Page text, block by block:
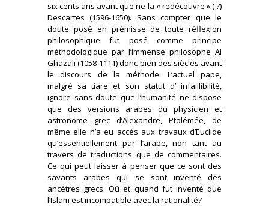
six cents ans avant que ne la « redécouvre » ( ?)
Descartes (1596-1650). Sans compter que le
doute posé en prémisse de toute réflexion
philosophique fut posé comme principe
méthodologique par l’immense philosophe Al
Ghazali (1058-1111) donc bien des siècles avant
le discours de la méthode. L’actuel pape,
malgré sa tiare et son statut d’ infaillibilité,
ignore sans doute que l’humanité ne dispose
que des versions arabes du physicien et
astronome grec d’Alexandre, Ptolémée, de
même elle n’a eu accès aux travaux d’Euclide
qu‘essentiellement par l’arabe, non tant au
travers de traductions que de commentaires.
Ce qui peut laisser à penser que ce sont des
savants arabes qui se sont inventé des
ancêtres grecs. Où et quand fut inventé que
l’Islam est incompatible avec la rationalité?